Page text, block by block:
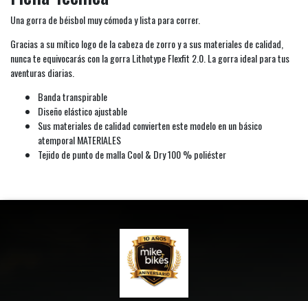
Una gorra de béisbol muy cómoda y lista para correr.
Gracias a su mítico logo de la cabeza de zorro y a sus materiales de calidad,
nunca te equivocarás con la gorra Lithotype Flexfit 2.0. La gorra ideal para tus
aventuras diarias.
Banda transpirable
Diseño elástico ajustable
Sus materiales de calidad convierten este modelo en un básico
atemporal MATERIALES
Tejido de punto de malla Cool & Dry 100 % poliéster